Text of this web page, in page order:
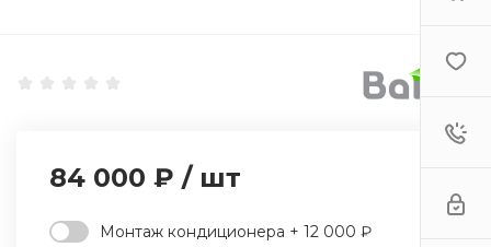
84 000 ₽ / шт
Монтаж кондиционера + 12 000 ₽